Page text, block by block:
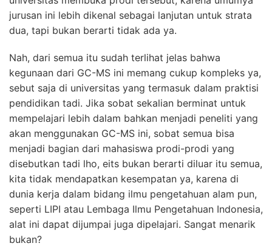
jurusan ini lebih dikenal sebagai lanjutan untuk strata
dua, tapi bukan berarti tidak ada ya.
Nah, dari semua itu sudah terlihat jelas bahwa
kegunaan dari GC-MS ini memang cukup kompleks ya,
sebut saja di universitas yang termasuk dalam praktisi
pendidikan tadi. Jika sobat sekalian berminat untuk
mempelajari lebih dalam bahkan menjadi peneliti yang
akan menggunakan GC-MS ini, sobat semua bisa
menjadi bagian dari mahasiswa prodi-prodi yang
disebutkan tadi lho, eits bukan berarti diluar itu semua,
kita tidak mendapatkan kesempatan ya, karena di
dunia kerja dalam bidang ilmu pengetahuan alam pun,
seperti LIPI atau Lembaga Ilmu Pengetahuan Indonesia,
alat ini dapat dijumpai juga dipelajari. Sangat menarik
bukan?